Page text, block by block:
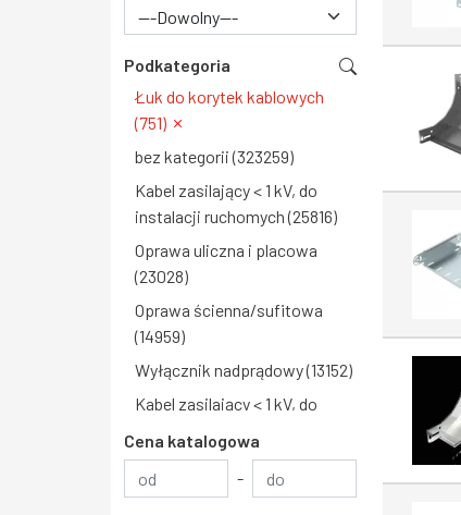
---Dowolny---
Podkategoria
Łuk do korytek kablowych
(751)
bez kategorii (323259)
Kabel zasilający < 1 kV, do
instalacji ruchomych (25816)
Oprawa uliczna i placowa
(23028)
Oprawa ścienna/sufitowa
(14959)
Wyłącznik nadprądowy (13152)
Kabel zasilający < 1 kV, do
Wyłącznik do
transformatorów,
Cena katalogowa
Cena katalogowa minimalna
-